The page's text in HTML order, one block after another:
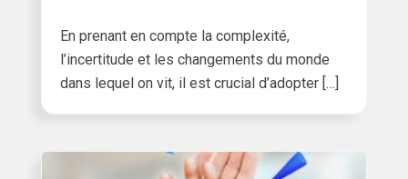
En prenant en compte la complexité,
l’incertitude et les changements du monde
dans lequel on vit, il est crucial d’adopter […]